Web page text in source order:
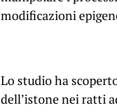
modificazioni
Lo studio ha
dell’istone nei ratti